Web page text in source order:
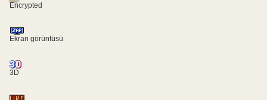
Encrypted
Ekran görüntüsü
3D